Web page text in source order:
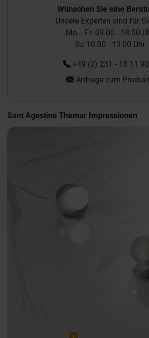
Wünschen Sie eine
Unsere Experten sind für
Mo. - Fr. 09.00 - 18.00
Sa 10.00 - 13.00 Uhr
+49 (0) 231 - 18 11
Anfrage zum Produkt
Sant Agostino Themar Impressionen